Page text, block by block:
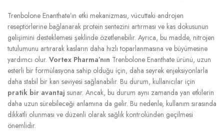
Trenbolone Enanthate’ın etki mekanizması, vücuttaki androjen
reseptörlerine bağlanarak protein sentezini artırması ve kas dokusunun
gelişimini desteklemesi şeklinde özetlenebilir. Ayrıca, bu madde, nitrojen
tutulumunu artırarak kasların daha hızlı toparlanmasına ve büyümesine
yardımcı olur. Vortex Pharma’nın Trenbolone Enanthate ürünü, uzun
esterli bir formülasyona sahip olduğu için, daha seyrek enjeksiyonlarla
daha stabil bir kan seviyesi sağlanabilir. Bu durum, kullanıcılar için
pratik bir avantaj sunar. Ancak, bu durum aynı zamanda yan etkilerin
daha uzun sürebileceği anlamına da gelir. Bu nedenle, kullanım sırasında
dikkatli olunması ve düzenli olarak sağlık kontrolünden geçilmesi
önemlidir.